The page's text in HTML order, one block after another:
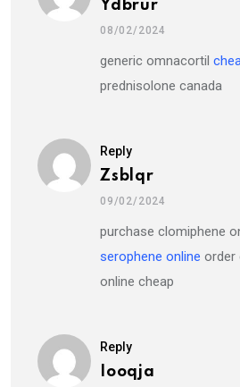
Ydbrur
08/02/2024
generic omnacortil
prednisolone canada
Reply
Zsblqr
09/02/2024
purchase clomiphene
serophene online order
online cheap
Reply
Iooqja